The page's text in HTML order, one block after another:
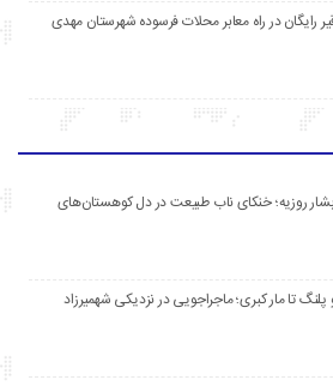
قیر رایگان در راه معابر محلات فرسوده شهرستان مهدی
روزیه؛ خنکای ناب طبیعت در دل کوهستان‌های
پلنگ تا مار کبری؛ ماجراجویی در نزدیکی شهمیرزاد